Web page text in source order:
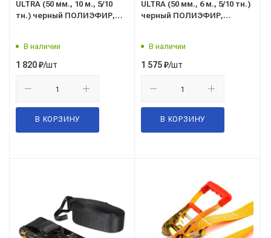
ULTRA (50 мм., 10 м., 5/10
тн.) черный ПОЛИЭФИР,
("TOP AUTO" С.Петербург)
РК1010UB
В наличии
1 820₽/шт
В КОРЗИНУ
ULTRA (50 мм., 6 м., 5/10 тн.)
черный ПОЛИЭФИР,
("TOP AUTO" С.Петербург)
РК1006UB
В наличии
1 575₽/шт
В КОРЗИНУ